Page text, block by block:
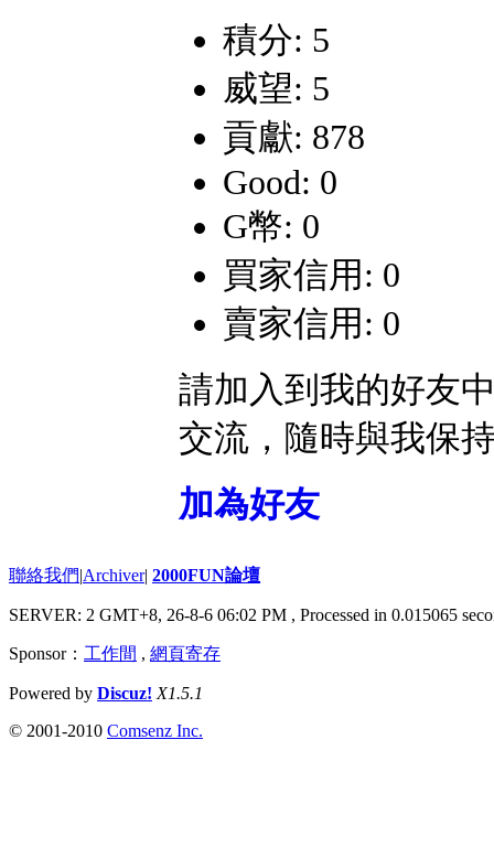
積分: 5
威望: 5
貢獻: 878
Good: 0
G幣: 0
買家信用: 0
賣家信用: 0
請加入到我的好友
交流，隨時與我保
加為好友
聯絡我們|Archiver| 2000FUN論壇
SERVER: 2 GMT+8, 26-8-6 06:02 PM , Processed in 0.015065
Sponsor： 工作間 , 網頁寄存
Powered by Discuz! X1.5.1
© 2001-2010 Comsenz Inc.